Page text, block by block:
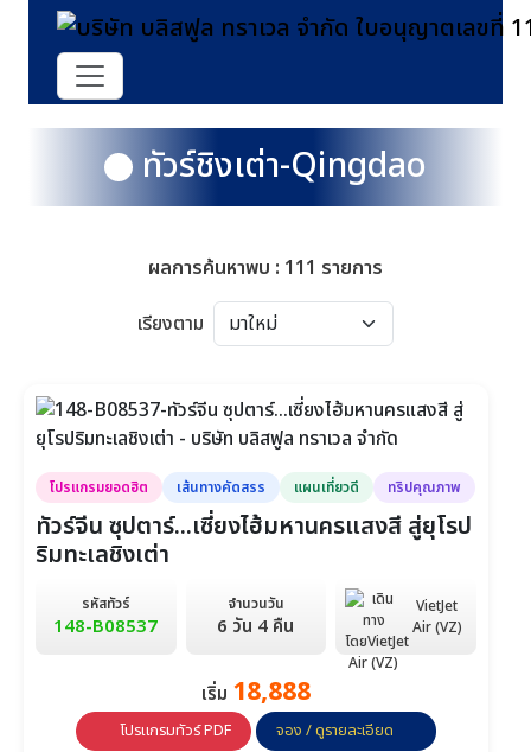
ทัวร์ชิงเต่า-Qingdao
ผลการค้นหาพบ : 111 รายการ
เรียงตาม
โปรแกรมยอดฮิต เส้นทางคัดสรร แผนเที่ยวดี ทริปคุณภาพ
ทัวร์จีน ซุปตาร์...เซี่ยงไฮ้มหานครแสงสี สู่ยุโรป
ริมทะเลชิงเต่า
รหัสทัวร์
148-B08537
จำนวนวัน
6 วัน 4 คืน
VietJet
Air (VZ)
เริ่ม 18,888
โปรแกรมทัวร์ PDF จอง / ดูรายละเอียด